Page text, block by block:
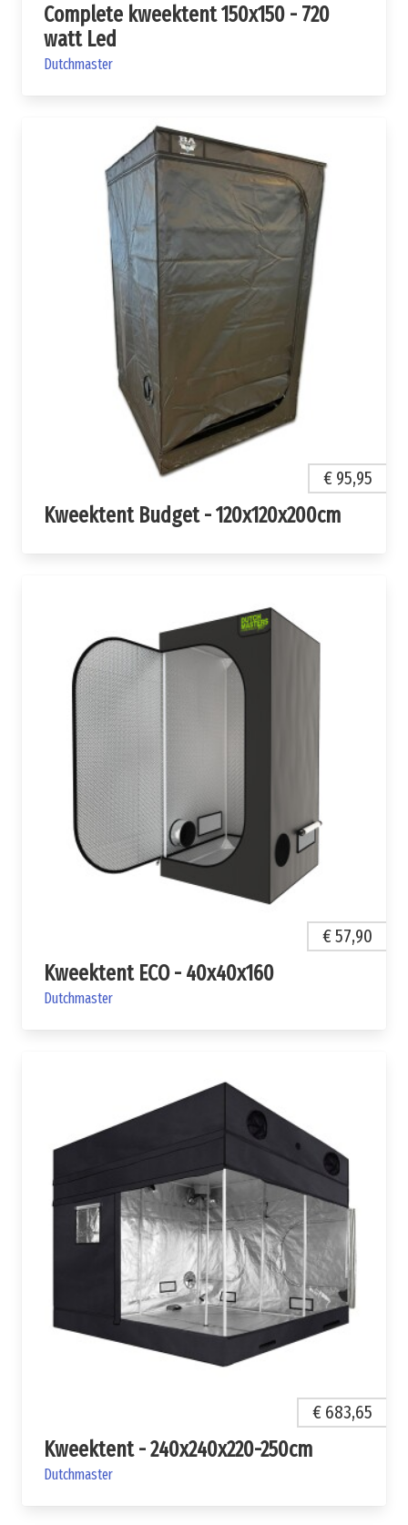
Complete kweektent 150x150 - 720
watt Led
Dutchmaster
€ 95,95
Kweektent Budget - 120x120x200cm
€ 57,90
Kweektent ECO - 40x40x160
Dutchmaster
€ 683,65
Kweektent - 240x240x220-250cm
Dutchmaster